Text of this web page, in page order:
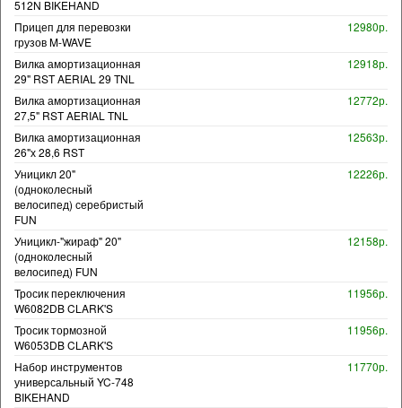
512N BIKEHAND
Прицеп для перевозки
грузов M-WAVE
12980р.
Вилка амортизационная
29" RST AERIAL 29 TNL
12918р.
Вилка амортизационная
27,5" RST AERIAL TNL
12772р.
Вилка амортизационная
26"х 28,6 RST
12563р.
Уницикл 20"
(одноколесный
велосипед) серебристый
FUN
12226р.
Уницикл-"жираф" 20"
(одноколесный
велосипед) FUN
12158р.
Тросик переключения
W6082DB CLARK'S
11956р.
Тросик тормозной
W6053DB CLARK'S
11956р.
Набор инструментов
универсальный YC-748
BIKEHAND
11770р.